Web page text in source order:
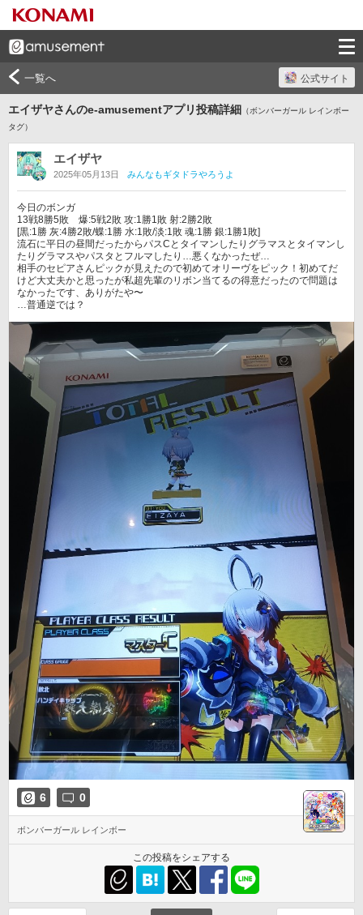
一覧へ 公式サイト
エイザヤさんのe-amusementアプリ投稿詳細 （ボンバーガール レインボー
タグ）
エイザヤ
2025年05月13日 みんなもギタドラやろうよ
今日のボンガ
13戦8勝5敗　爆:5戦2敗 攻:1勝1敗 射:2勝2敗
[黒:1勝 灰:4勝2敗/蝶:1勝 水:1敗/淡:1敗 魂:1勝 銀:1勝1敗]
流石に平日の昼間だったからパスCとタイマンしたりグラマスとタイマンし
たりグラマスやパスタとフルマしたり…悪くなかったぜ…
相手のセピアさんピックが見えたので初めてオリーヴをピック！初めてだ
けど大丈夫かと思ったが私超先輩のリボン当てるの得意だったので問題は
なかったです、ありがたや〜
…普通逆では？
6 0
ボンバーガール レインボー
この投稿をシェアする